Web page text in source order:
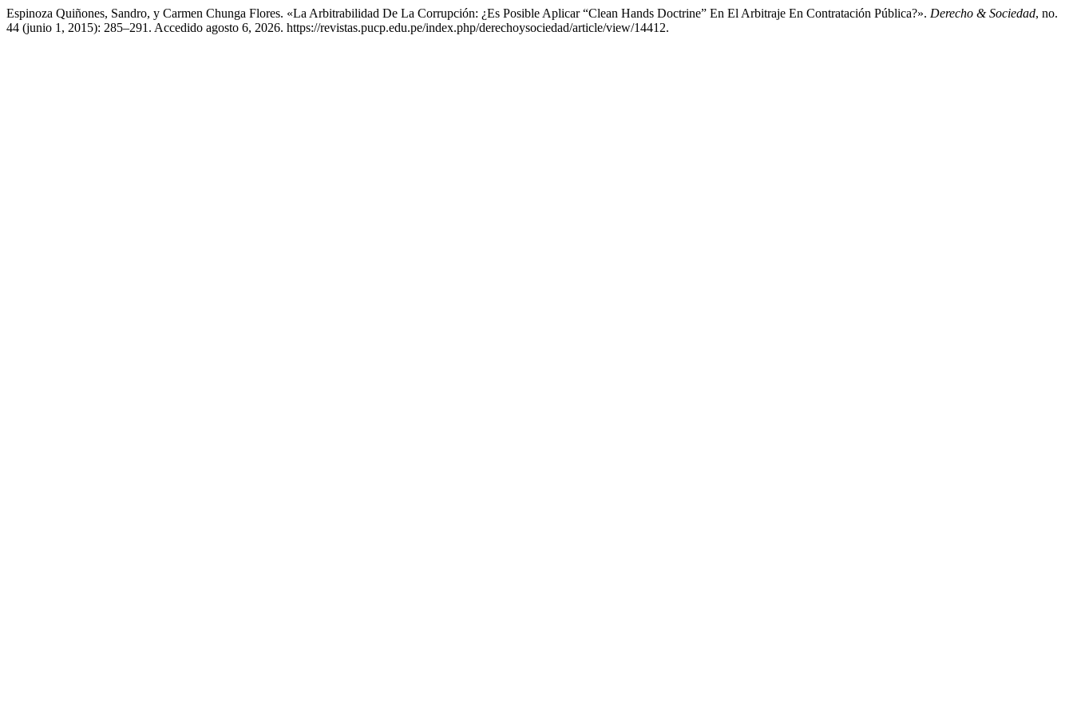
Espinoza Quiñones, Sandro, y Carmen Chunga Flores. «La Arbitrabilidad De La Corrupción: ¿Es Posible Aplicar “Clean Hands Doctrine” En El Arbitraje En Contratación Pública?». Derecho & Sociedad, no.
44 (junio 1, 2015): 285–291. Accedido agosto 6, 2026. https://revistas.pucp.edu.pe/index.php/derechoysociedad/article/view/14412.